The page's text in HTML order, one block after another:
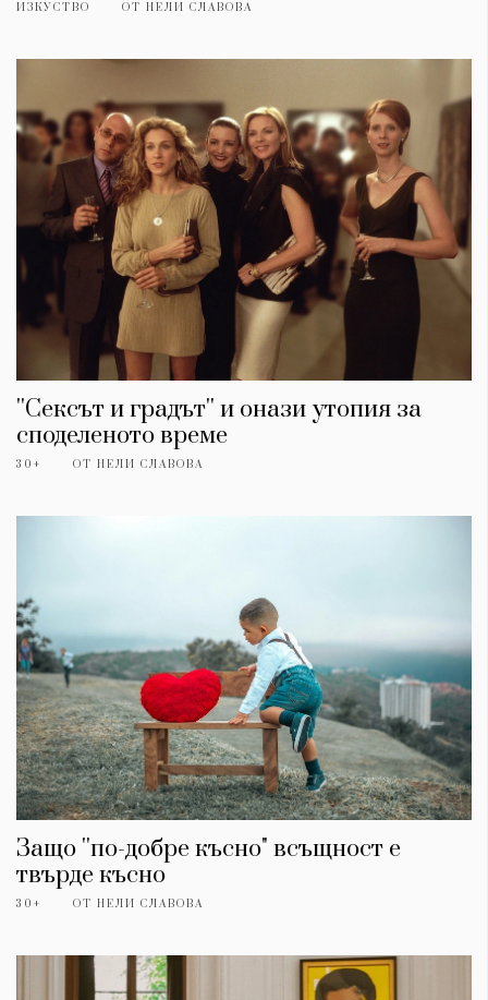
ИЗКУСТВО ОТ НЕЛИ СЛАВОВА
''Сексът и градът'' и онази утопия за
споделеното време
30+ ОТ НЕЛИ СЛАВОВА
Защо ''по-добре късно" всъщност е
твърде късно
30+ ОТ НЕЛИ СЛАВОВА